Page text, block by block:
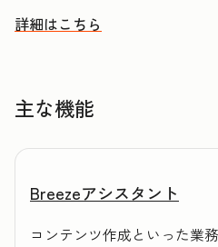
詳細はこちら
HubSpotを活用して潜在顧客
主な機能
Breezeアシスタント
コンテンツ作成といった業